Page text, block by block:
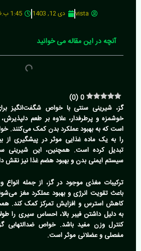
vista دی 12, 1403 1:45 ب.ظ
آنچه در این مقاله می خوانید
0
(
0
)
گز، شیرینی سنتی با خواص شگفت‌انگیز
خوشمزه و پرطرفدار، علاوه بر طعم
است که به بهبود عملکرد بدن کمک می‌کنند.
را به یک ماده غذایی موثر در پیشگیری از
تبدیل کرده است. همچنین، این شیرینی
سیستم ایمنی بدن و بهبود هضم غذا نیز نقش
ترکیبات مغذی موجود در گز، از جمله انواع
باعث تقویت انرژی و بهبود عملکرد مغز
کاهش استرس و افزایش تمرکز کمک کند.
به دلیل داشتن فیبر بالا، احساس سیری را
کنترل وزن مفید باشد. خواص ضدالتهابی
مفصلی و عضلانی موثر است.